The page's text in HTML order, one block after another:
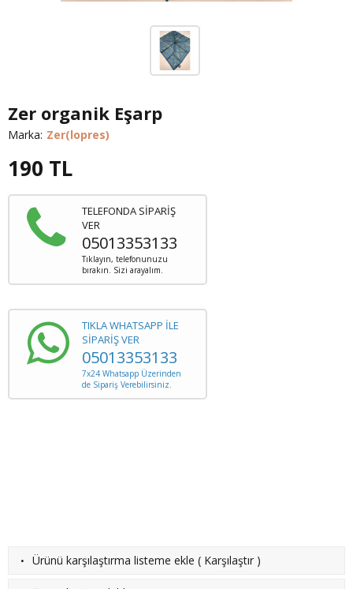
Zer organik Eşarp
Marka: Zer(lopres)
190 TL
TELEFONDA SİPARİŞ
VER
05013353133
Tıklayın, telefonunuzu
bırakın. Sizi arayalım.
TIKLA WHATSAPP İLE
SİPARİŞ VER
05013353133
7x24 Whatsapp Üzerinden
de Sipariş Verebilirsiniz.
· Ürünü karşılaştırma listeme ekle ( Karşılaştır )